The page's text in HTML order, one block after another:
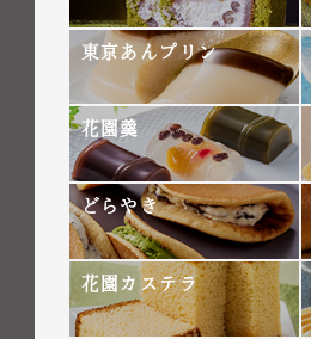
東京あんプリン
花園羹
どらやき
花園カステラ